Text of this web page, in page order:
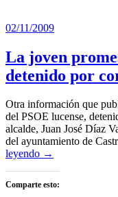
02/11/2009
La joven
detenido por
Otra información que
del PSOE lucense,
alcalde, Juan José Díaz
del ayuntamiento de
leyendo →
Comparte esto: